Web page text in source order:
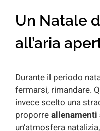
Un Natale
all’aria
Durante il periodo
fermarsi, rimandare.
invece scelto una
proporreallenamenti
un’atmosfera